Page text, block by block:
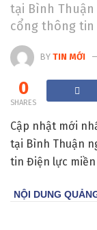
tại Bình
cổng thông
BY TIN MỚI
0
SHARES
Cập nhật mới
tại Bình Thuận
tin Điện lực miền